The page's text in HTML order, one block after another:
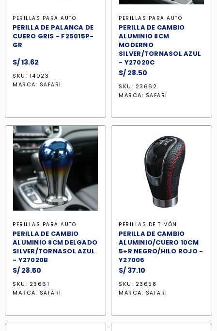
PERILLAS PARA AUTO
PERILLA DE PALANCA DE
CUERO GRIS - F25015P-
GR
S/13.62
SKU: 14023
MARCA: SAFARI
PERILLAS PARA AUTO
PERILLA DE CAMBIO
ALUMINIO 8CM
MODERNO
SILVER/TORNASOL AZUL
- Y27020C
S/ 28.50
SKU: 23662
MARCA: SAFARI
PERILLAS PARA AUTO
PERILLA DE CAMBIO
ALUMINIO 8CM DELGADO
SILVER/TORNASOL AZUL
- Y27020B
S/ 28.50
SKU: 23661
MARCA: SAFARI
PERILLAS DE TIMÓN
PERILLA DE CAMBIO
ALUMINIO/CUERO 10CM
5+R NEGRO/HILO ROJO -
Y27006
S/ 37.10
SKU: 23658
MARCA: SAFARI